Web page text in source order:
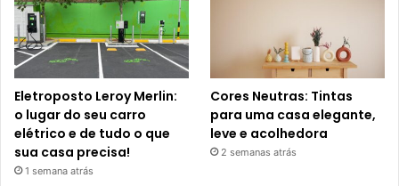
Eletroposto Leroy Merlin:
o lugar do seu carro
elétrico e de tudo o que
sua casa precisa!
1 semana atrás
Cores Neutras: Tintas
para uma casa elegante,
leve e acolhedora
2 semanas atrás